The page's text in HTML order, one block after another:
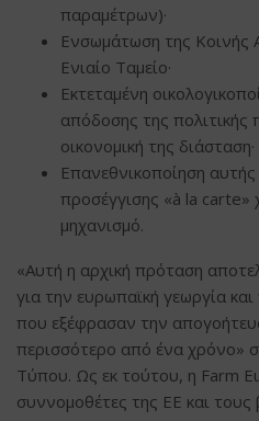
παραμέτρων)·
Ενσωμάτωση της Κοινής
Ενιαίο Ταμείο·
Εκτεταμένη
απόδοσης της πολιτικής
οικονομική της διάσταση·
Επανεθνικοποίηση
προσέγγισης «à la carte»
μηχανισμό.
«Αυτή η αρχική πρόταση
για την ευρωπαϊκή γεωργία
που εξέφρασαν την
περισσότερο από ένα χρόνο»
Τύπου. Ως εκ τούτου, η Farm
συννομοθέτες της ΕΕ και